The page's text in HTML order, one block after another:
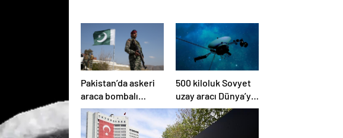
Pakistan’da askeri
araca bombalı
saldırı düzenlendi
500 kiloluk Sovyet
uzay aracı Dünya’ya
düşüyor: Türkiye de
risk altında